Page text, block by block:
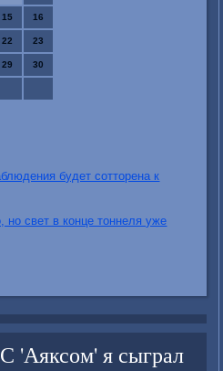
15 16
22 23
29 30
будет сотторена к
но свет в конце тоннеля уже
'Аяксом' я сыграл